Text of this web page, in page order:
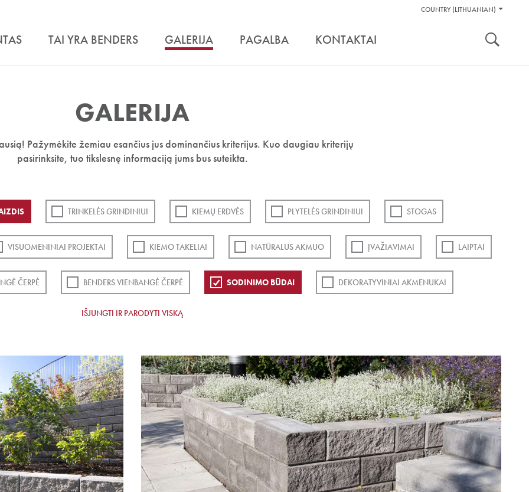
Pagalbos
COUNTRY (LITHUANIAN)
TAI YRA BENDERS GALERIJA PAGALBA KONTAKTAI
GALERIJA
Pažymėkite žemiau esančius jus dominančius kriterijus. Kuo daugiau kriterijų
pasirinksite, tuo tikslesnę informaciją jums bus suteikta.
TRINKELĖS GRINDINIUI KIEMŲ ERDVĖS PLYTELĖS GRINDINIUI STOGAS
VISUOMENINIAI PROJEKTAI KIEMO TAKELIAI NATŪRALUS AKMUO ĮVAŽIAVIMAI LAIPTAI
ČERPĖ BENDERS VIENBANGĖ ČERPĖ SODINIMO BŪDAI DEKORATYVINIAI AKMENUKAI
IŠJUNGTI IR PARODYTI VISKĄ